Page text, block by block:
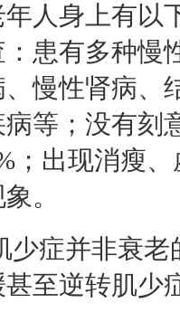
人身上有以
：患有多种慢
慢性肾病、
等；没有刻
；出现消瘦
。
少症并非衰
甚至逆转肌少